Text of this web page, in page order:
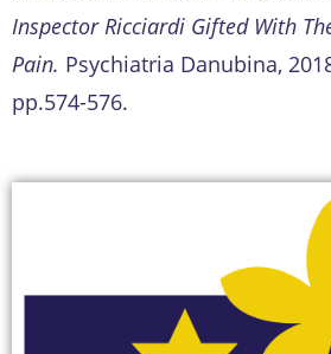
Inspector Ricciardi Gifted With
Pain. Psychiatria Danubina,
pp.574-576.